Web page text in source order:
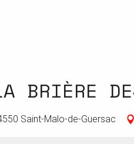
BRIÈRE
Saint-Malo-de-Guersac